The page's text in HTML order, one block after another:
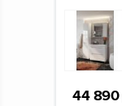
44 890